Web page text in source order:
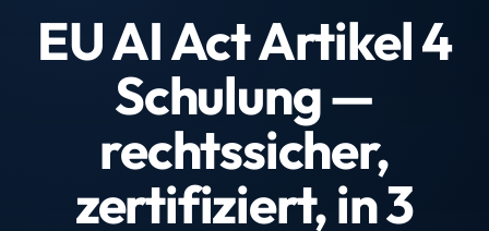
EU AI Act Artikel 4
Schulung —
rechtssicher,
zertifiziert, in 3